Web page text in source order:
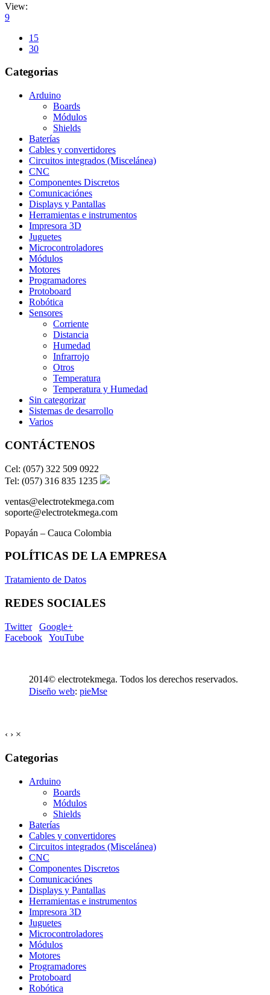
View:
9
15
30
Categorias
Arduino
Boards
Módulos
Shields
Baterías
Cables y convertidores
Circuitos integrados (Miscelánea)
CNC
Componentes Discretos
Comunicaciónes
Displays y Pantallas
Herramientas e instrumentos
Impresora 3D
Juguetes
Microcontroladores
Módulos
Motores
Programadores
Protoboard
Robótica
Sensores
Corriente
Distancia
Humedad
Infrarrojo
Otros
Temperatura
Temperatura y Humedad
Sin categorizar
Sistemas de desarrollo
Varios
CONTÁCTENOS
Cel: (057) 322 509 0922
Tel: (057) 316 835 1235
ventas@electrotekmega.com
soporte@electrotekmega.com
Popayán – Cauca Colombia
POLÍTICAS DE LA EMPRESA
Tratamiento de Datos
REDES SOCIALES
Twitter
Google+
Facebook
YouTube
2014© electrotekmega. Todos los derechos reservados.
Diseño web: pieMse
‹ › ×
Categorias
Arduino
Boards
Módulos
Shields
Baterías
Cables y convertidores
Circuitos integrados (Miscelánea)
CNC
Componentes Discretos
Comunicaciónes
Displays y Pantallas
Herramientas e instrumentos
Impresora 3D
Juguetes
Microcontroladores
Módulos
Motores
Programadores
Protoboard
Robótica